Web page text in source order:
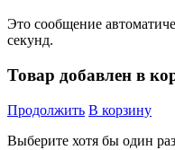
Это сообщение
секунд.
Товар добавлен в
Продолжить В корзину
Выберите хотя бы один